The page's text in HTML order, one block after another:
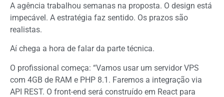
A agência trabalhou semanas na proposta. O design está
impecável. A estratégia faz sentido. Os prazos são
realistas.
Aí chega a hora de falar da parte técnica.
O profissional começa: “Vamos usar um servidor VPS
com 4GB de RAM e PHP 8.1. Faremos a integração via
API REST. O front-end será construído em React para